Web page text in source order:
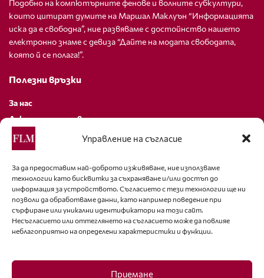
Управление на съгласие
За да предоставим най-доброто изживяване, ние използваме
технологии като бисквитки за съхраняване и/или достъп до
информация за устройството. Съгласието с тези технологии ще ни
позволи да обработваме данни, като например поведение при
сърфиране или уникални идентификатори на този сайт.
Несъгласието или оттеглянето на съгласието може да повлияе
неблагоприятно на определени характеристики и функции.
Приемане
Подобно на компютърните фенове и волните субкултури,
които цитират думите на Маршал Маклуън “Информацията
иска да е свободна”, ние развяваме с достойнство нашето
електронно знаме с девиза “Дайте на модата свободата,
която й се полага!”.
Полезни връзки
За нас
Декларация за поверителност
Политика за бисквитки
За контакти
editor@fashion-lifestyle.net
+359 88 227 33 47
Последвайте ни
Facebook